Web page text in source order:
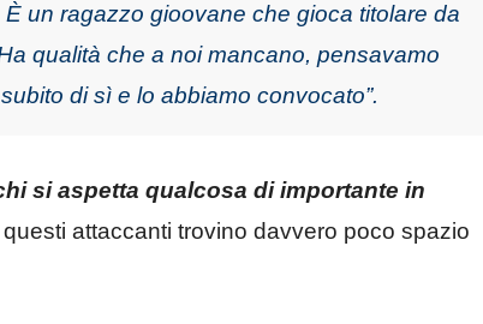
un ragazzo gioovane che gioca titolare da
qualità che a noi mancano, pensavamo
di sì e lo abbiamo convocato”.
si aspetta qualcosa di importante in
attaccanti trovino davvero poco spazio